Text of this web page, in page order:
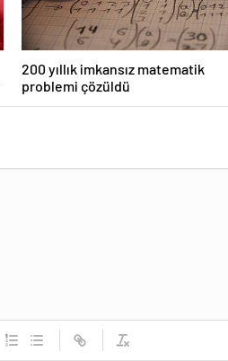
200 yıllık imkansız matematik
problemi çözüldü